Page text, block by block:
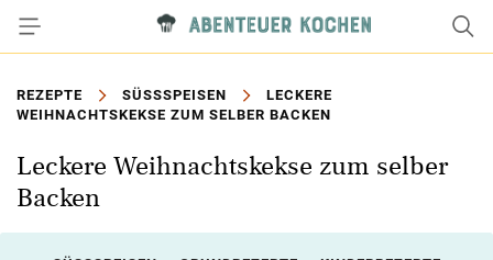
REZEPTE SÜSSSPEISEN
LECKERE
WEIHNACHTSKEKSE ZUM SELBER BACKEN
Leckere Weihnachtskekse zum selber
Backen